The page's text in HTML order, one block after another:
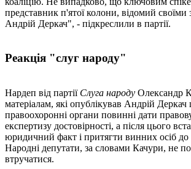
представник п'ятої колони, відомий своїми
Андрій Деркач", - підкреслили в партії.
Реакція "слуг народу"
Нардеп від партіїСлуга народу Олександр
матеріалам, які опублікував Андрій
правоохоронні органи повинні дати
експертизу достовірності, а після цього
юридичний факт і притягти винних осіб до
Народні депутати, за словами Качури, не
втручатися.